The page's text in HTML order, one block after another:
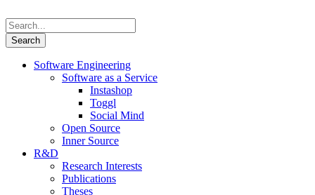
Software Engineering
Software as a Service
Instashop
Toggl
Social Mind
Open Source
Inner Source
R&D
Research Interests
Publications
Theses